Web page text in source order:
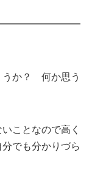
うか？ 何か思う
ことなので高く
でも分かりづら